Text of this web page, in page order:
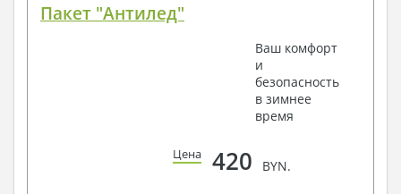
Пакет "Антилед"
Ваш комфорт
и
безопасность
в зимнее
время
Цена 420 BYN.